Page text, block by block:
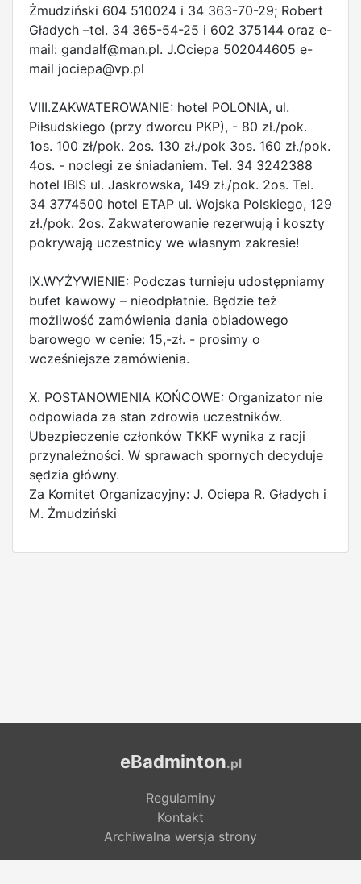
Żmudziński 604 510024 i 34 363-70-29; Robert
Gładych –tel. 34 365-54-25 i 602 375144 oraz e-
mail: gandalf@man.pl. J.Ociepa 502044605 e-
mail jociepa@vp.pl
VIII.ZAKWATEROWANIE: hotel POLONIA, ul.
Piłsudskiego (przy dworcu PKP), - 80 zł./pok.
1os. 100 zł/pok. 2os. 130 zł./pok 3os. 160 zł./pok.
4os. - noclegi ze śniadaniem. Tel. 34 3242388
hotel IBIS ul. Jaskrowska, 149 zł./pok. 2os. Tel.
34 3774500 hotel ETAP ul. Wojska Polskiego, 129
zł./pok. 2os. Zakwaterowanie rezerwują i koszty
pokrywają uczestnicy we własnym zakresie!
IX.WYŻYWIENIE: Podczas turnieju udostępniamy
bufet kawowy – nieodpłatnie. Będzie też
możliwość zamówienia dania obiadowego
barowego w cenie: 15,-zł. - prosimy o
wcześniejsze zamówienia.
X. POSTANOWIENIA KOŃCOWE: Organizator nie
odpowiada za stan zdrowia uczestników.
Ubezpieczenie członków TKKF wynika z racji
przynależności. W sprawach spornych decyduje
sędzia główny.
Za Komitet Organizacyjny: J. Ociepa R. Gładych i
M. Żmudziński
eBadminton.pl
Regulaminy
Kontakt
Archiwalna wersja strony